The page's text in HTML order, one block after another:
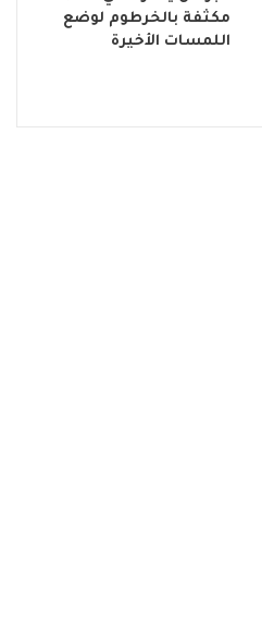
مكثفة بالخرطوم لوضع
اللمسات الأخيرة